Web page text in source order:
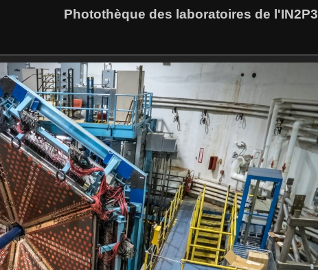
Photothèque des laboratoires de l'IN2P3